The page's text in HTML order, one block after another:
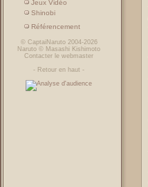
Jeux Vidéo
Shinobi
Référencement
© CaptaiNaruto2004-2026
Naruto © Masashi Kishimoto
Contacter le webmaster
- Retour en haut -